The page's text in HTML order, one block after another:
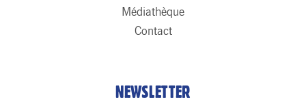
Médiathèque
Contact
NEWSLETTER